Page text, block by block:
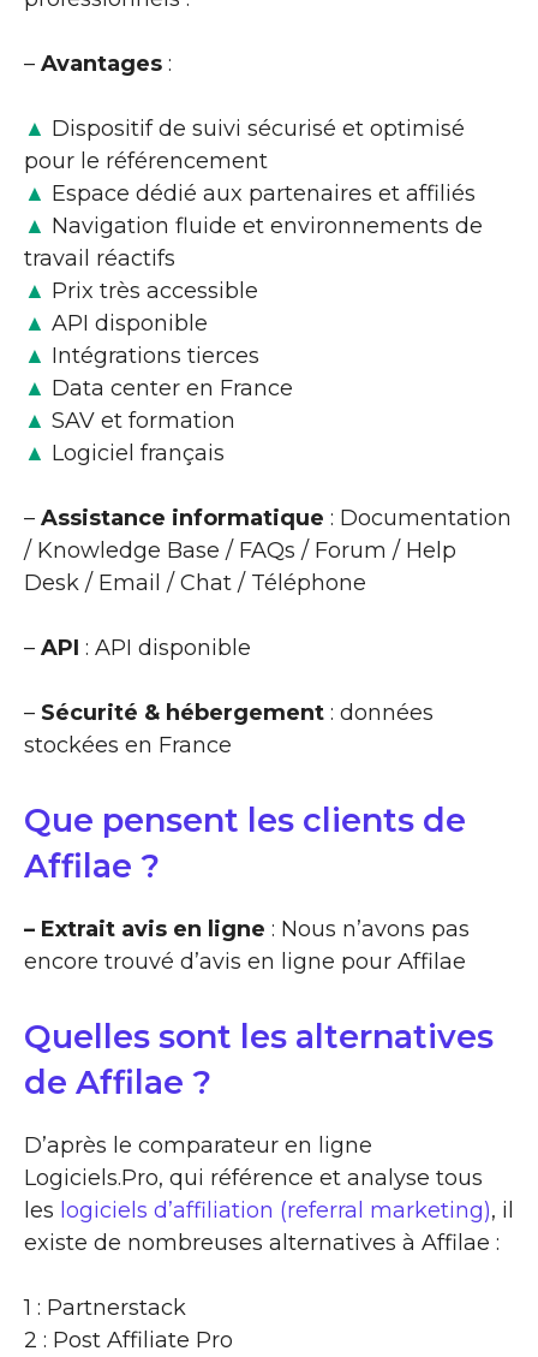
– Avantages :
▲ Dispositif de suivi sécurisé et optimisé
pour le référencement
▲ Espace dédié aux partenaires et affiliés
▲ Navigation fluide et environnements de
travail réactifs
▲ Prix très accessible
▲ API disponible
▲ Intégrations tierces
▲ Data center en France
▲ SAV et formation
▲ Logiciel français
– Assistance informatique : Documentation
/ Knowledge Base / FAQs / Forum / Help
Desk / Email / Chat / Téléphone
– API : API disponible
– Sécurité & hébergement : données
stockées en France
Que pensent les clients de
Affilae ?
– Extrait avis en ligne : Nous n’avons pas
encore trouvé d’avis en ligne pour Affilae
Quelles sont les alternatives
de Affilae ?
D’après le comparateur en ligne
Logiciels.Pro, qui référence et analyse tous
les logiciels d’affiliation (referral marketing), il
existe de nombreuses alternatives à Affilae :
1 : Partnerstack
2 : Post Affiliate Pro